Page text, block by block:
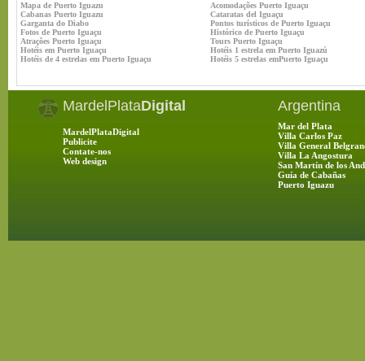
Mapa de Puerto Iguazu
Acomodações Puerto Iguaçu
Cabanas Puerto Iguazu
Cataratas del Iguaçu
Garganta do Diabo
Pontos turísticos de Puerto Iguaçu
Fotos de Puerto Iguaçu
Histórico de Puerto Iguaçu
Atrações Puerto Iguaçu
Tours Puerto Iguaçu
Hotéis em Puerto Iguaçu
Hotéis 1 estrela em Puerto Iguazú
Hotéis de 4 estrelas em Puerto Iguaçu
Hotéis 5 estrelas emPuerto Iguaçu
MardelPlataDigital
MardelPlataDigital
Publicite
Contate-nos
Web design
Argentina
Mar del Plata
Villa Carlos Paz
Villa General
Villa La Angostura
San Martín de los
Guía de Cabañas
Puerto Iguazu